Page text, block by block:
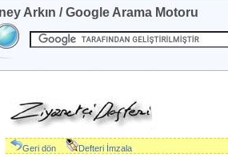
Arkın / Google Arama Motoru
Geri dön Defteri İmzala